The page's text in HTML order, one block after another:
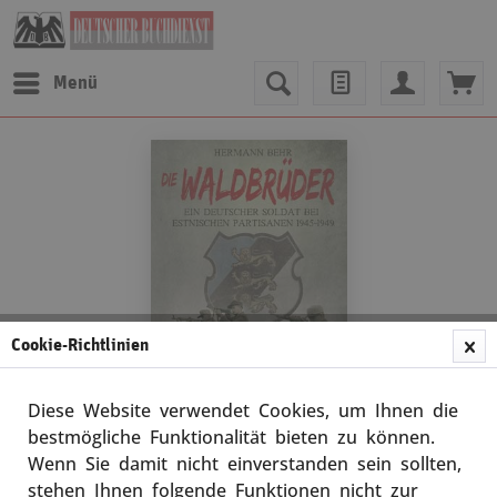
Menü
Hermann Behr
Cookie-Richtlinien
Diese Website verwendet Cookies, um Ihnen die
bestmögliche Funktionalität bieten zu können.
Wenn Sie damit nicht einverstanden sein sollten,
stehen Ihnen folgende Funktionen nicht zur